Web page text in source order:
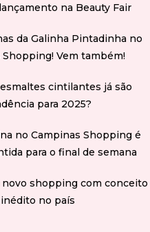
na Beauty Fair
da Galinha Pintadinha no
Shopping! Vem também!
cintilantes já são
para 2025?
no Campinas Shopping é
para o final de semana
novo shopping com conceito
inédito no país